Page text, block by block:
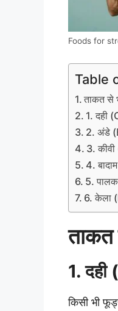
Foods for
Table
ताकत से
1. दही
2. अंडे
3.
4.
5.
6. केला
1.
किसी भी